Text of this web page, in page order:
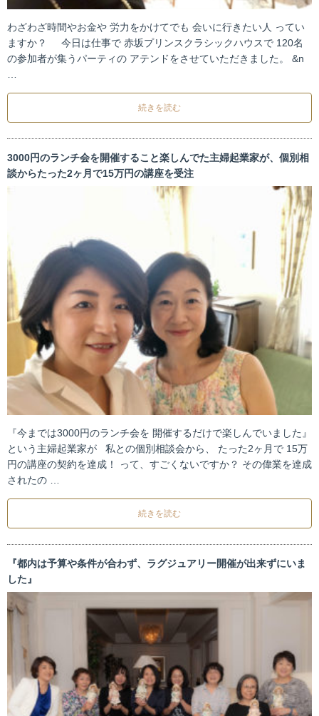
わざわざ時間やお金や 労力をかけてでも 会いに行きたい人 ってい
ますか？ 今日は仕事で 赤坂プリンスクラシックハウスで 120名
の参加者が集うパーティの アテンドをさせていただきました。 &n
続きを読む
3000円のランチ会を開催すること楽しんでた主婦起業家が、個別相
談からたった2ヶ月で15万円の講座を受注
『今までは3000円のランチ会を 開催するだけで楽しんでいました』
という主婦起業家が 私との個別相談会から、 たった2ヶ月で 15万
円の講座の契約を達成！ って、すごくないですか？ その偉業を達成
されたの …
続きを読む
『都内は予算や条件が合わず、ラグジュアリー開催が出来ずにいま
した』